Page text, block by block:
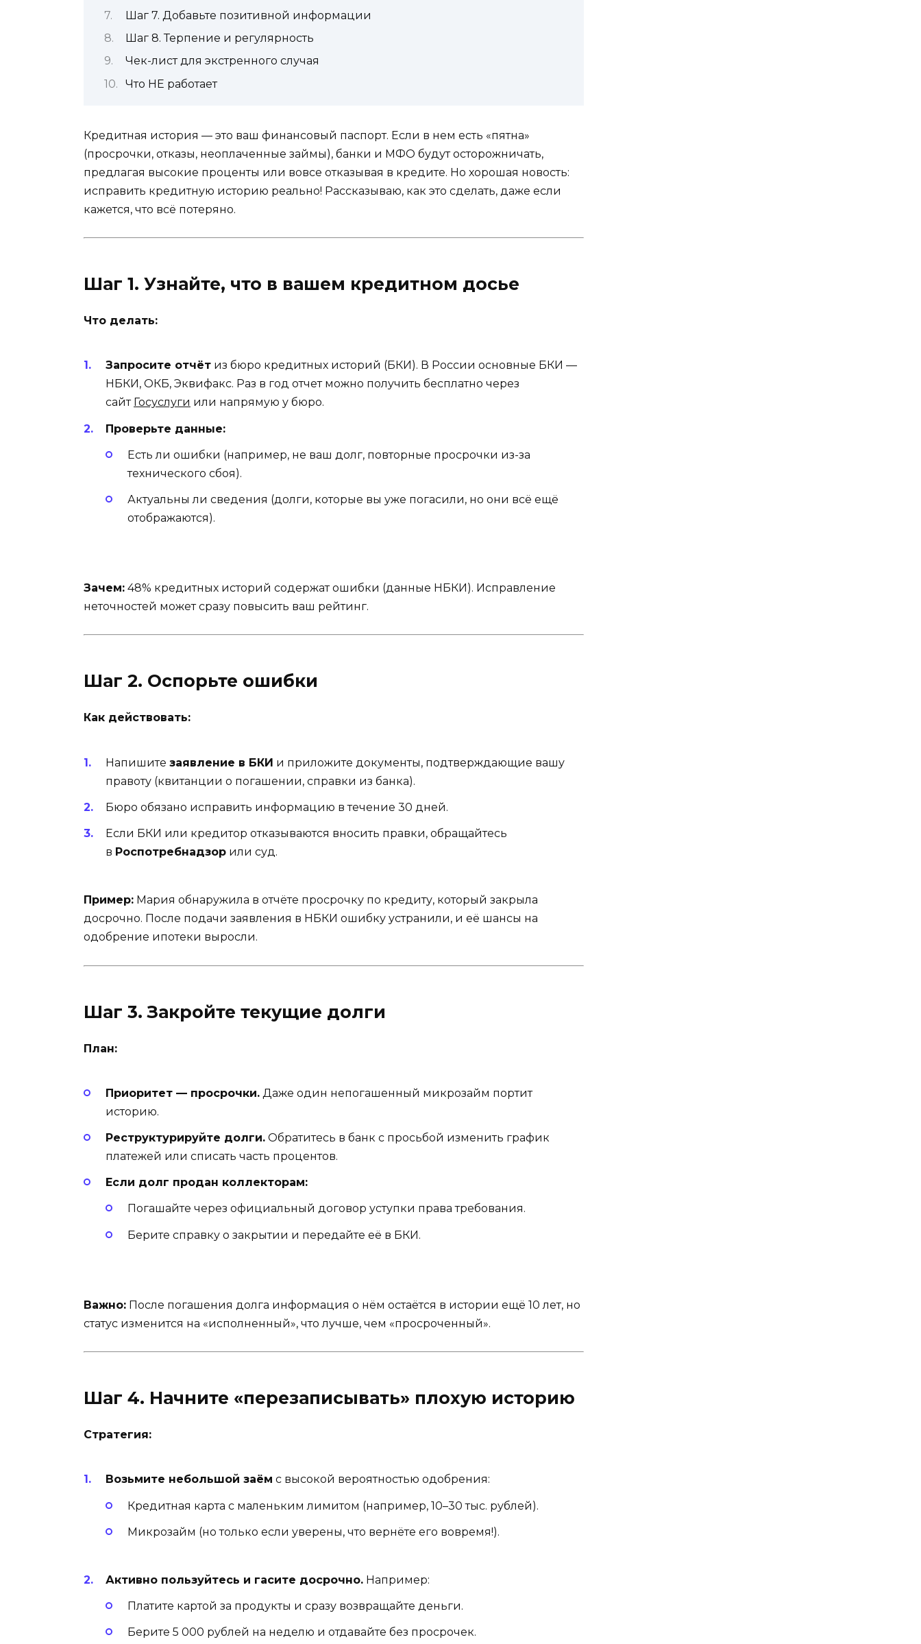
Шаг 7. Добавьте позитивной информации
Шаг 8. Терпение и регулярность
Чек-лист для экстренного случая
Что НЕ работает
Кредитная история — это ваш финансовый паспорт. Если в нем есть «пятна»
(просрочки, отказы, неоплаченные займы), банки и МФО будут осторожничать,
предлагая высокие проценты или вовсе отказывая в кредите. Но хорошая новость:
исправить кредитную историю реально! Рассказываю, как это сделать, даже если
кажется, что всё потеряно.
Шаг 1. Узнайте, что в вашем кредитном досье
Что делать:
Запросите отчёт из бюро кредитных историй (БКИ). В России основные БКИ —
НБКИ, ОКБ, Эквифакс. Раз в год отчет можно получить бесплатно через
сайт Госуслуги или напрямую у бюро.
Проверьте данные:
Есть ли ошибки (например, не ваш долг, повторные просрочки из-за
технического сбоя).
Актуальны ли сведения (долги, которые вы уже погасили, но они всё ещё
отображаются).
Зачем: 48% кредитных историй содержат ошибки (данные НБКИ). Исправление
неточностей может сразу повысить ваш рейтинг.
Шаг 2. Оспорьте ошибки
Как действовать:
Напишите заявление в БКИ и приложите документы, подтверждающие вашу
правоту (квитанции о погашении, справки из банка).
Бюро обязано исправить информацию в течение 30 дней.
Если БКИ или кредитор отказываются вносить правки, обращайтесь
в Роспотребнадзор или суд.
Пример: Мария обнаружила в отчёте просрочку по кредиту, который закрыла
досрочно. После подачи заявления в НБКИ ошибку устранили, и её шансы на
одобрение ипотеки выросли.
Шаг 3. Закройте текущие долги
План:
Приоритет — просрочки. Даже один непогашенный микрозайм портит
историю.
Реструктурируйте долги. Обратитесь в банк с просьбой изменить график
платежей или списать часть процентов.
Если долг продан коллекторам:
Погашайте через официальный договор уступки права требования.
Берите справку о закрытии и передайте её в БКИ.
Важно: После погашения долга информация о нём остаётся в истории ещё 10 лет, но
статус изменится на «исполненный», что лучше, чем «просроченный».
Шаг 4. Начните «перезаписывать» плохую историю
Стратегия:
Возьмите небольшой заём с высокой вероятностью одобрения:
Кредитная карта с маленьким лимитом (например, 10–30 тыс. рублей).
Микрозайм (но только если уверены, что вернёте его вовремя!).
Активно пользуйтесь и гасите досрочно. Например:
Платите картой за продукты и сразу возвращайте деньги.
Берите 5 000 рублей на неделю и отдавайте без просрочек.